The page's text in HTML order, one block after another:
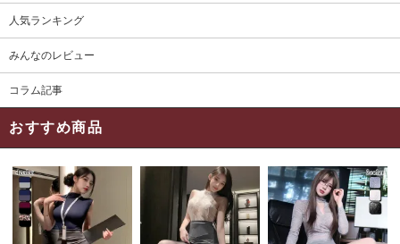
人気ランキング
みんなのレビュー
コラム記事
おすすめ商品